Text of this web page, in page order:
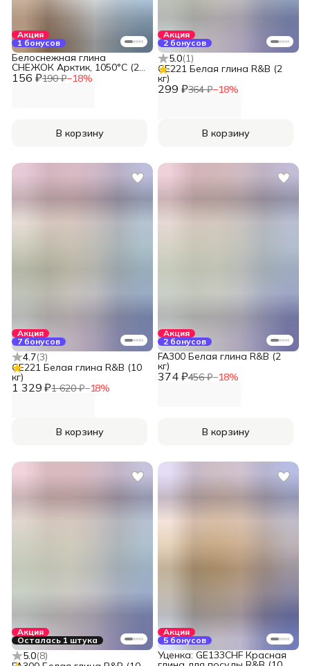
Акция
1 бонусов
156 ₽190 ₽−18%
Белоснежная глина
СНЕЖОК Арктик, 1050°С (2
кг)
В корзину
Акция
2 бонусов
5.0(1)
299 ₽364 ₽−18%
GE221 Белая глина R&B (2
кг)
В корзину
Акция
7 бонусов
4.7(3)
1 329 ₽1 620 ₽−18%
GE221 Белая глина R&B (10
кг)
В корзину
Акция
2 бонусов
374 ₽456 ₽−18%
FA300 Белая глина R&B (2
кг)
В корзину
Акция
Осталась 1 штука
5.0(8)
Акция
5 бонусов
Уценка: GE133CHF Красная